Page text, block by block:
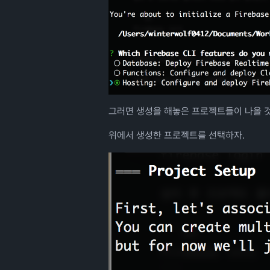
그러면 생성을 해놓은 프로젝트들이 나올
위에서 생성한 프로젝트를 선택하자.